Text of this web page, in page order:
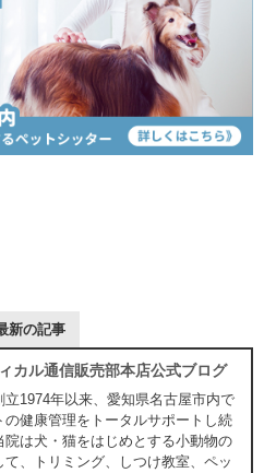
新の記事
カル通信販売部本店公式ブログ
立1974年以来、愛知県名古屋市内で
の健康管理をトータルサポートし続
院は犬・猫をはじめとする小動物の
て、トリミング、しつけ教室、ペッ